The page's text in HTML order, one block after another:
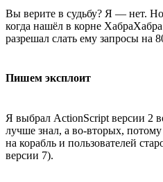
Вы верите в судьбу? Я — нет.
когда нашёл в корне
разрешал слать ему запросы на
Пишем эксплоит
Я выбрал ActionScript версии 2
лучше знал, а во-вторых,
на корабль и пользователей
версии 7).